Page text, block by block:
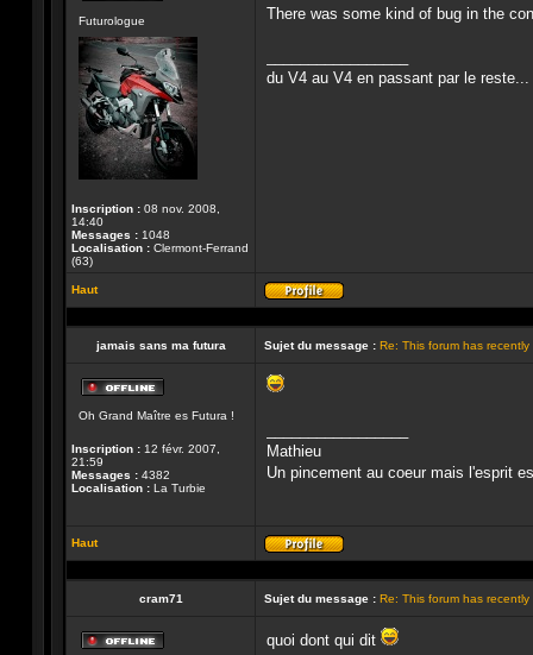
Futurologue
Inscription : 08 nov. 2008,
14:40
Messages : 1048
Localisation : Clermont-Ferrand
(63)
There was some kind of bug in the
du V4 au V4 en passant par le reste...
Haut
Profil
jamais sans ma futura Sujet du message : Re: This forum has
ligne
Oh Grand Maître es Futura !
Inscription : 12 févr. 2007,
21:59
Messages : 4382
Localisation : La Turbie
Mathieu
Un pincement au coeur mais l'esprit
Haut
Profil
cram71 Sujet du message : Re: This forum has
quoi dont qui dit